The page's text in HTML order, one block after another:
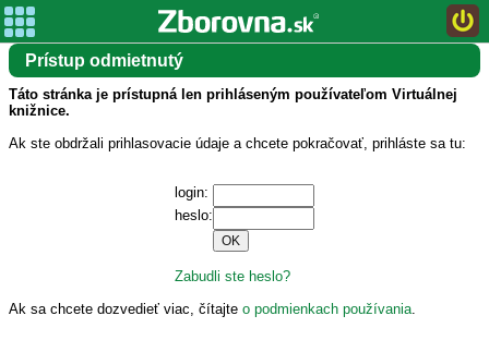
Prístup odmietnutý
Táto stránka je prístupná len prihláseným používateľom Virtuálnej
knižnice.
Ak ste obdržali prihlasovacie údaje a chcete pokračovať, prihláste sa tu:
login:
heslo:
Zabudli ste heslo?
Ak sa chcete dozvedieť viac, čítajte o podmienkach používania.